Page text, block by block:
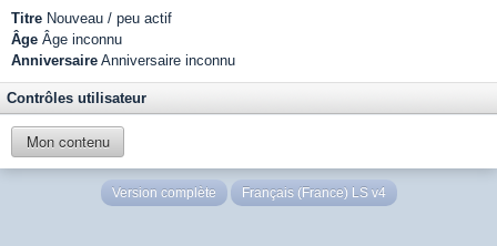
Titre Nouveau / peu actif
Âge Âge inconnu
Anniversaire Anniversaire inconnu
Contrôles utilisateur
Mon contenu
Version complète Français (France) LS v4